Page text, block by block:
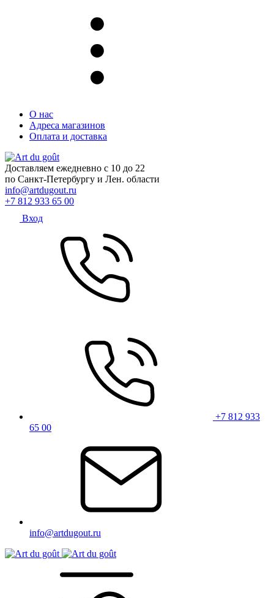
О нас
Адреса магазинов
Оплата и доставка
Доставляем ежедневно с 10 до 22
по Санкт-Петербургу и Лен. области
info@artdugout.ru
+7 812 933 65 00
Вход
+7 812 933
65 00
info@artdugout.ru